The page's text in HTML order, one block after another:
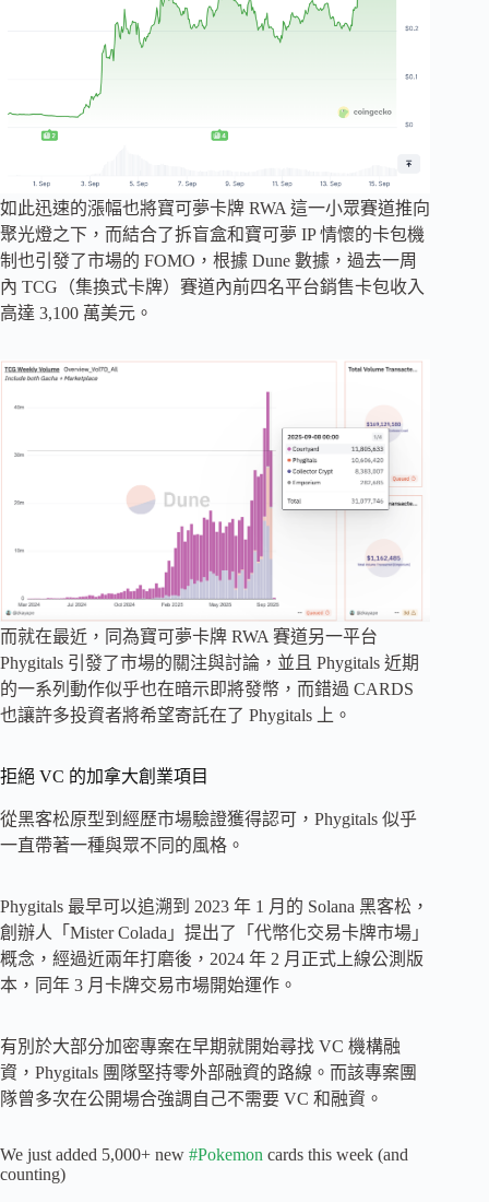
如此迅速的漲幅也將寶可夢卡牌 RWA 這一小眾賽道推向
聚光燈之下，而結合了拆盲盒和寶可夢 IP 情懷的卡包機
制也引發了市場的 FOMO，根據 Dune 數據，過去一周
內 TCG（集換式卡牌）賽道內前四名平台銷售卡包收入
高達 3,100 萬美元。
而就在最近，同為寶可夢卡牌 RWA 賽道另一平台
Phygitals 引發了市場的關注與討論，並且 Phygitals 近期
的一系列動作似乎也在暗示即將發幣，而錯過 CARDS
也讓許多投資者將希望寄託在了 Phygitals 上。
拒絕 VC 的加拿大創業項目
從黑客松原型​​到經歷市場驗證獲得認可，Phygitals 似乎
一直帶著一種與眾不同的風格。
Phygitals 最早可以追溯到 2023 年 1 月的 Solana 黑客松，
創辦人「Mister Colada」提出了「代幣化交易卡牌市場」
概念，經過近兩年打磨後，2024 年 2 月正式上線公測版
本，同年 3 月卡牌交易市場開始運作。
有別於大部分加密專案在早期就開始尋找 VC 機構融
資，Phygitals 團隊堅持零外部融資的路線。而該專案團
隊曾多次在公開場合強調自己不需要 VC 和融資。
We just added 5,000+ new #Pokemon cards this week (and
counting)